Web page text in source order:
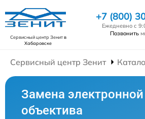
Сервисный центр Зенитв
Хабаровске
+7 (800)
Ежедневно с
Позвонить
Сервисный центр Зенит
Замена
объектива